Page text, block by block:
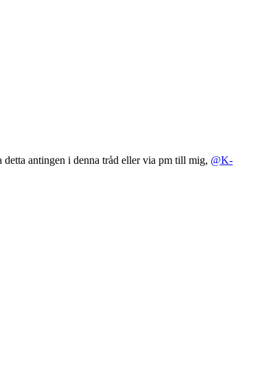
antingen i denna tråd eller via pm till mig, @K-